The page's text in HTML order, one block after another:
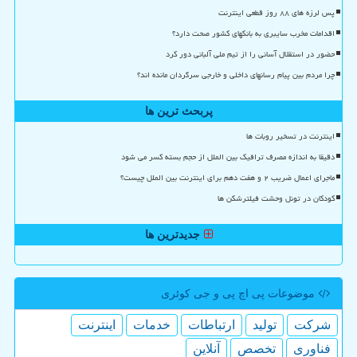
پس لرزه های ۸۸ روز قطعی اینترنت
اقدامات مخرب سایبری به بانکهای کشور صحت دارد؟
حضور در استقلال آسانی را از تیم ملی آلبانی دور کرد
چرا مردم بین پیام رسانهای داخلی و خارجی سرگردان مانده اند؟
پربحث ترین ها
اینترنت در تسخیر روبات ها
دقیقا به اندازه مصرف ترافیک بین الملل از حجم بسته کسر می شود
ماجرای اعمال ضریب ۲ و هفت دهم برای اینترنت بین الملل چیست؟
کودکان در تونل وحشت فیلترشکن ها
جدیدترین ها
موضوعات پی اچ پی و جی كوئری
شركت تولید ارتباطات خدمات
اینترنت
فناوری
تخصص آنلاین